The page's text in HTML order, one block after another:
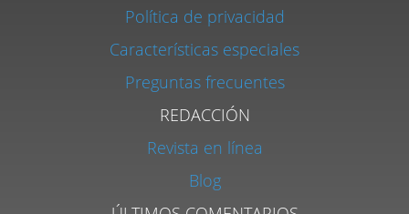
Política de privacidad
Características especiales
Preguntas frecuentes
REDACCIÓN
Revista en línea
Blog